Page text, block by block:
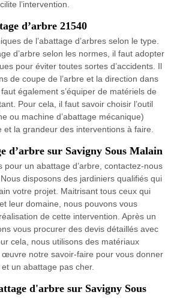
l’intervention.
d’arbre 21540
de l’abattage d’arbres selon le type.
d’arbre selon les normes, il faut adopter
pour éviter toutes sortes d’accidents. Il
de coupe de l’arbre et la direction dans
également s’équiper de matériels de
Pour cela, il faut savoir choisir l’outil
ou machine d’abattage mécanique)
et la grandeur des interventions à faire.
d’arbre sur Savigny Sous Malain
pour un abattage d’arbre, contactez-nous
disposons des jardiniers qualifiés qui
votre projet. Maitrisant tous ceux qui
leur domaine, nous pouvons vous
de cette intervention. Après un
vous procurer des devis détaillés avec
cela, nous utilisons des matériaux
notre savoir-faire pour vous donner
un abattage pas cher.
d'arbre sur Savigny Sous